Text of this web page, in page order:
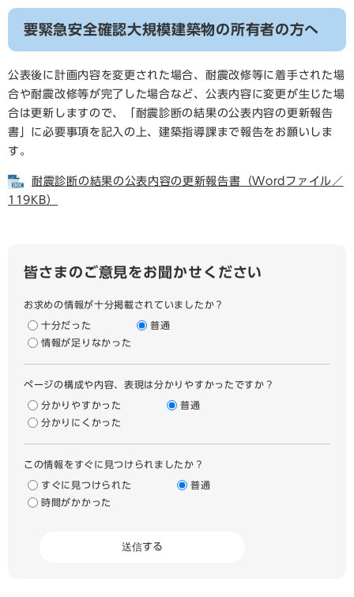
要緊急安全確認大規模建築物の所有者の方へ
公表後に計画内容を変更された場合、耐震改修等に着手された場
合や耐震改修等が完了した場合など、公表内容に変更が生じた場
合は更新しますので、「耐震診断の結果の公表内容の更新報告
書」に必要事項を記入の上、建築指導課まで報告をお願いしま
す。
耐震診断の結果の公表内容の更新報告書（Wordファイル／
119KB）
皆さまのご意見をお聞かせください
お求めの情報が十分掲載されていましたか？
十分だった
普通
情報が足りなかった
ページの構成や内容、表現は分かりやすかったですか？
分かりやすかった
普通
分かりにくかった
この情報をすぐに見つけられましたか？
すぐに見つけられた
普通
時間がかかった